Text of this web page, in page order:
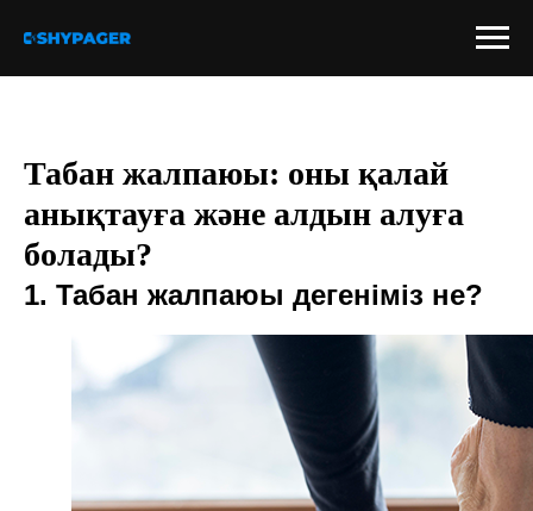
Табан жалпаюы: оны қалай
анықтауға және алдын алуға
болады?
1. Табан жалпаюы дегеніміз не?